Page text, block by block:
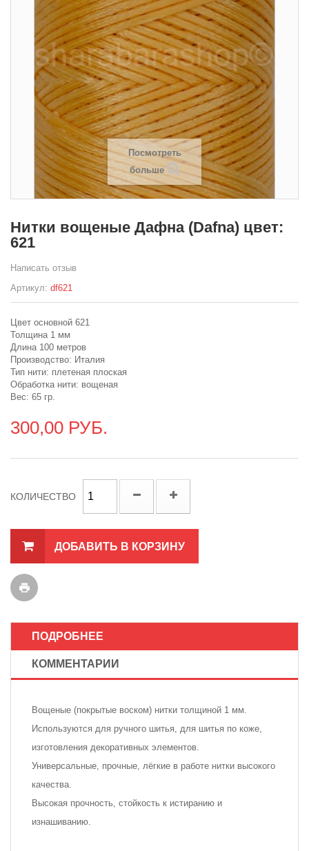
Посмотреть
больше
Нитки вощеные Дафна (Dafna) цвет:
621
Написать отзыв
Артикул: df621
Цвет основной 621
Толщина 1 мм
Длина 100 метров
Производство: Италия
Тип нити: плетеная плоская
Обработка нити: вощеная
Вес: 65 гр.
300,00 РУБ.
КОЛИЧЕСТВО
ДОБАВИТЬ В КОРЗИНУ
ПОДРОБНЕЕ
КОММЕНТАРИИ
Вощеные (покрытые воском) нитки толщиной 1 мм.
Используются для ручного шитья, для шитья по коже,
изготовления декоративных элементов.
Универсальные, прочные, лёгкие в работе нитки высокого
качества.
Высокая прочность, стойкость к истиранию и
изнашиванию.